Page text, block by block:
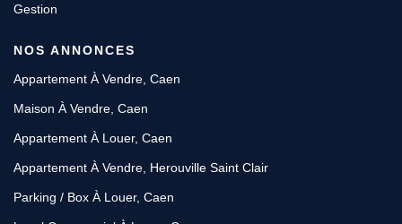
Gestion
NOS ANNONCES
Appartement À Vendre, Caen
Maison À Vendre, Caen
Appartement À Louer, Caen
Appartement À Vendre, Herouville Saint Clair
Parking / Box À Louer, Caen